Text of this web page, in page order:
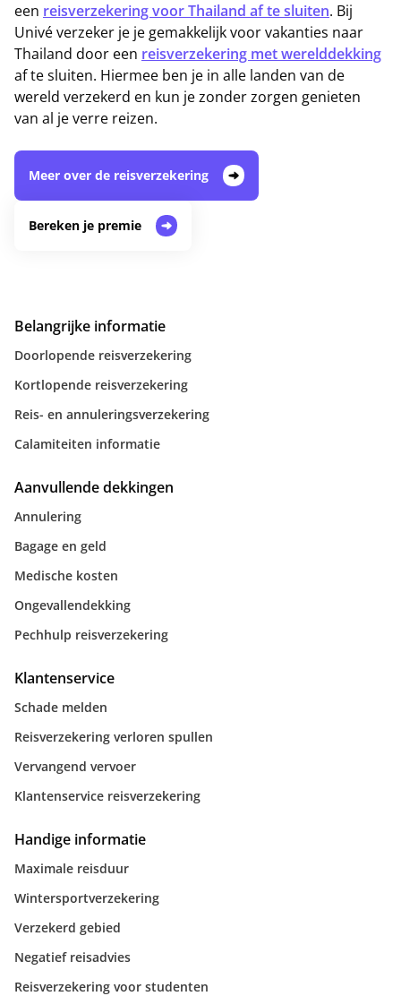
een reisverzekering voor Thailand af te sluiten. Bij
Univé verzeker je je gemakkelijk voor vakanties naar
Thailand door een reisverzekering met werelddekking
af te sluiten. Hiermee ben je in alle landen van de
wereld verzekerd en kun je zonder zorgen genieten
van al je verre reizen.
Meer over de reisverzekering
Bereken je premie
Belangrijke informatie
Doorlopende reisverzekering
Kortlopende reisverzekering
Reis- en annuleringsverzekering
Calamiteiten informatie
Aanvullende dekkingen
Annulering
Bagage en geld
Medische kosten
Ongevallendekking
Pechhulp reisverzekering
Klantenservice
Schade melden
Reisverzekering verloren spullen
Vervangend vervoer
Klantenservice reisverzekering
Handige informatie
Maximale reisduur
Wintersportverzekering
Verzekerd gebied
Negatief reisadvies
Reisverzekering voor studenten